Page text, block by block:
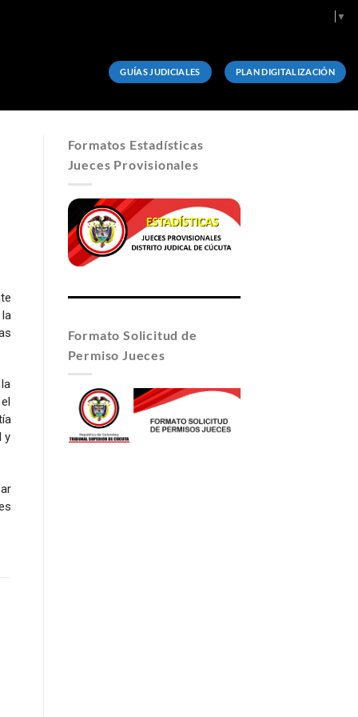
▼
GUÍAS JUDICIALES PLAN DIGITALIZACIÓN
y
Formatos Estadísticas
Jueces Provisionales
Formato Solicitud de
Permiso Jueces